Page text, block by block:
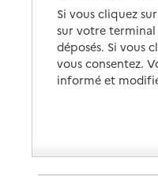
Si vous cliquez
sur votre terminal
déposés. Si vous
vous consentez.
informé et